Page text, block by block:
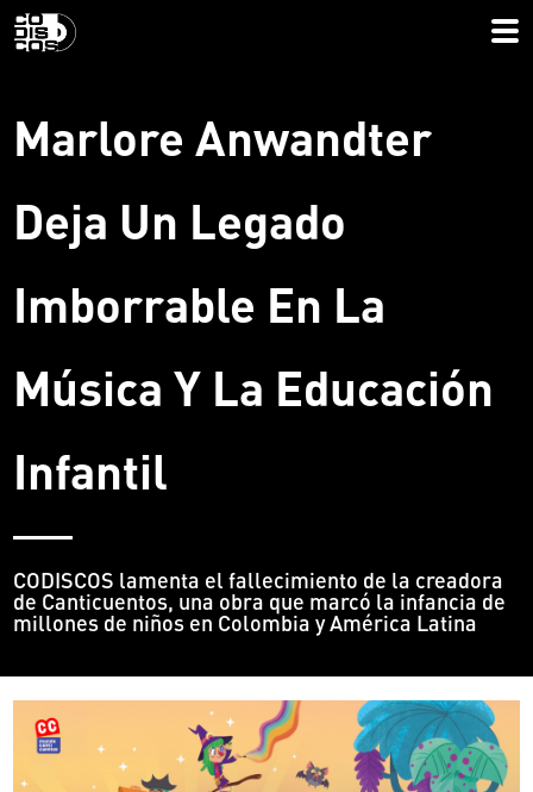
Marlore Anwandter
Deja Un Legado
Imborrable En La
Música Y La Educación
Infantil
CODISCOS lamenta el fallecimiento de la creadora
de Canticuentos, una obra que marcó la infancia de
millones de niños en Colombia y América Latina